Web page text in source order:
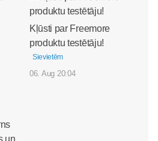
Kļūsti par Freemore
produktu testētāju!
Sievietēm
06. Aug 20:04